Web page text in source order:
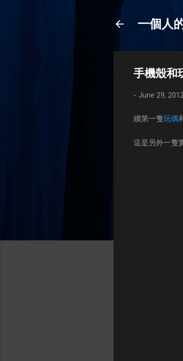
一個人
手機殼和
- June 29,
續第一隻玩偶
這是另外一隻